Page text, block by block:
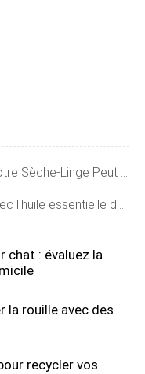
Faire : Optimisez Son Utilisation
de citron : méthode efficace
chat : évaluez la
la rouille avec des
recycler vos